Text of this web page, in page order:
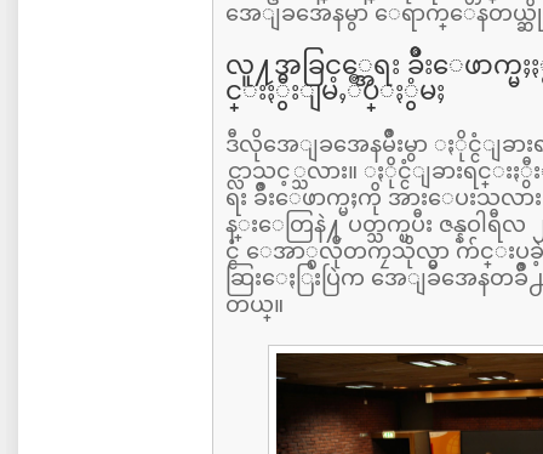
အေျခအေနမွာ ေရာက္ေနတယ္ဆို
လူ႔အခြင့္အေရး ခ်ဳိးေဖာက္မ
င္းႏွီးျမႇဳပ္ႏွံမႈ
ဒီလိုအေျခအေနမ်ဳိးမွာ ႏိုင္ငံျခ
င္လာသင့္သလား။ ႏိုင္ငံျခားရင္
ရး ခ်ဳိးေဖာက္မႈကို အားေပးသလာ
န္းေတြနဲ႔ ပတ္သက္ၿပီး ဇန္နဝ
င္ငံ ေအာ္စလိုတကၠသိုလ္မွာ က်င္းပခဲ့
ဆြးေႏြးပြဲက အေျခအေနတ
တယ္။